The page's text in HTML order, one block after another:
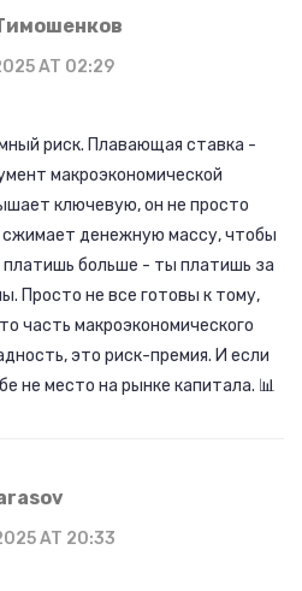
AT 02:29
риск. Плавающая ставка -
макроэкономической
ключевую, он не просто
денежную массу, чтобы
больше - ты платишь за
Просто не все готовы к тому,
часть макроэкономического
это риск-премия. И если
не место на рынке капитала. 📊
AT 20:33